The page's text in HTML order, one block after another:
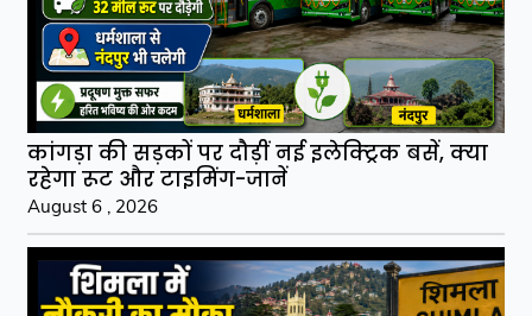
कांगड़ा की सड़कों पर दौड़ीं नई इलेक्ट्रिक बसें, क्या
रहेगा रूट और टाइमिंग-जानें
August 6 , 2026